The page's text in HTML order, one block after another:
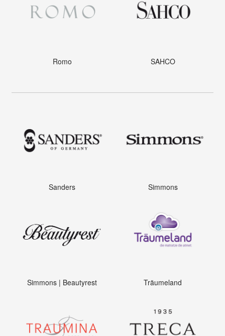
Romo SAHCO
Sanders Simmons
Simmons | Beautyrest Träumeland